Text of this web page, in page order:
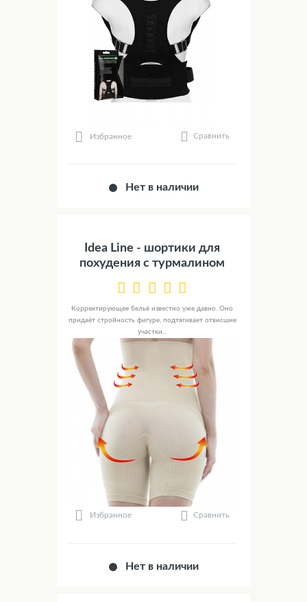
Избранное Сравнить
Нет в наличии
Idea Line - шортики для
похудения с турмалином
Корректирующее бельё известно уже давно. Оно
придаёт стройность фигуре, подтягивает отвисшие
участки...
Избранное Сравнить
Нет в наличии